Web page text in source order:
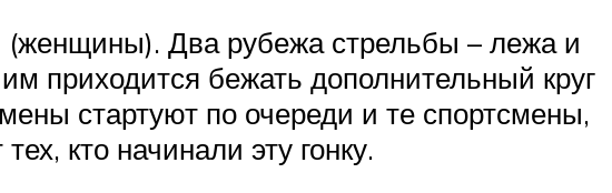
(женщины). Два рубежа стрельбы – лежа и
приходится бежать дополнительный круг
стартуют по очереди и те спортсмены,
кто начинали эту гонку.